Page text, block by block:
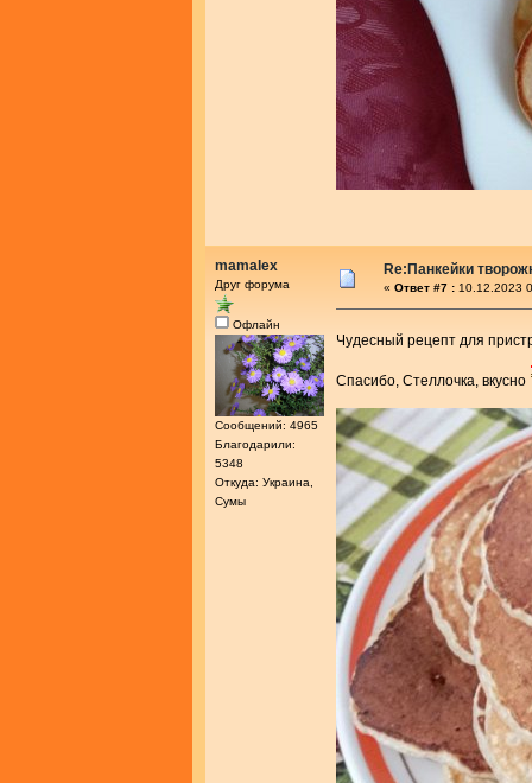
mamalex
Друг форума
Офлайн
Сообщений: 4965
Благодарили:
5348
Откуда: Украина,
Сумы
Re:Панкейки
« Ответ #7 : 10.12.2023
Чудесный рецепт для
Спасибо, Стеллочка, вкусно